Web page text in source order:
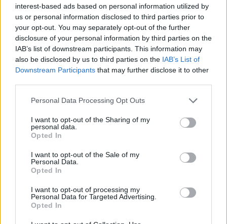
interest-based ads based on personal information utilized by
us or personal information disclosed to third parties prior to
your opt-out. You may separately opt-out of the further
disclosure of your personal information by third parties on the
IAB’s list of downstream participants. This information may
also be disclosed by us to third parties on the IAB’s List of
Downstream Participants that may further disclose it to other
Please note that this website/app uses one or more Google
not limited to your visit or usage behaviour. You may click to
grant or deny consent to Google and its third-party tags to
use your data for below specified purposes in below Google
consent section.
Personal Data Processing Opt Outs
I want to opt-out of the Sharing of my
personal data.
Opted In
I want to opt-out of the Sale of my
Personal Data.
Opted In
I want to opt-out of processing my
Personal Data for Targeted Advertising.
Opted In
ΔΙΑΦΗΜΙΣΗ
Αν τα χάσατε